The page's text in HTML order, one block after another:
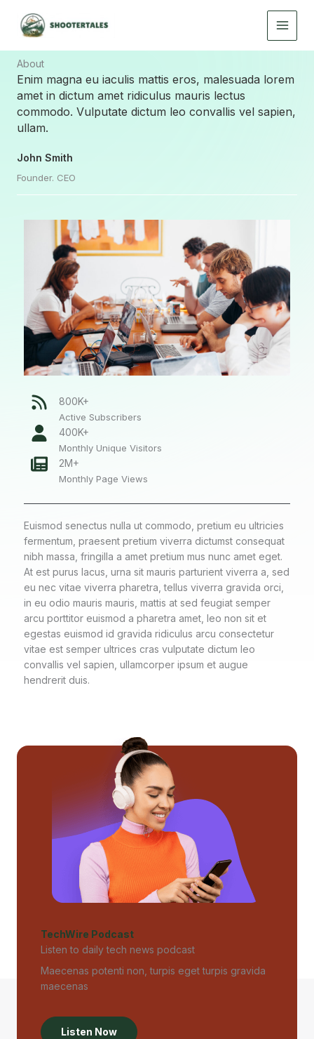
content
About​
Enim magna eu iaculis mattis eros, malesuada lorem
amet in dictum amet ridiculus mauris lectus
commodo. Vulputate dictum leo convallis vel sapien,
ullam.
John Smith
Founder. CEO
800K+
Active Subscribers
400K+
Monthly Unique Visitors
2M+
Monthly Page Views
Euismod senectus nulla ut commodo, pretium eu ultricies
fermentum, praesent pretium viverra dictumst consequat
nibh massa, fringilla a amet pretium mus nunc amet eget.
At est purus lacus, urna sit mauris parturient viverra a, sed
eu nec vitae viverra pharetra, tellus viverra gravida orci,
in eu odio mauris mauris, mattis at sed feugiat semper
arcu porttitor euismod a pharetra amet, leo non sit et
egestas euismod id gravida ridiculus arcu consectetur
vitae est semper ultrices cras vulputate dictum leo
convallis vel sapien, ullamcorper ipsum et augue
hendrerit duis.
TechWire Podcast​
Listen to daily tech news podcast​
Maecenas potenti non, turpis eget turpis gravida
maecenas
Listen Now